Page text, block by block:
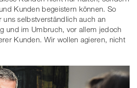
Kunden begeistern können. So
uns selbstverständlich auch an
und im Umbruch, vor allem jedoch
Kunden. Wir wollen agieren, nicht